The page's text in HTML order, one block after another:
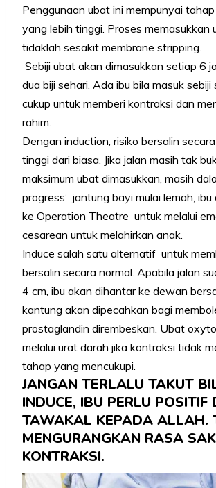
Penggunaan ubat ini mempunyai
yang lebih tinggi. Proses memasukkan
tidaklah sesakit membrane stripping.
Sebiji ubat akan dimasukkan setiap 6
dua biji sehari. Ada ibu bila masuk sebiji
cukup untuk memberi kontraksi dan
rahim.
Dengan induction, risiko bersalin
tinggi dari biasa. Jika jalan masih tak
maksimum ubat dimasukkan, masih
progress’ jantung bayi mulai lemah,
ke Operation Theatre untuk melalui
cesarean untuk melahirkan anak.
Induce salah satu alternatif untuk
bersalin secara normal. Apabila jalan
4 cm, ibu akan dihantar ke dewan
kantung akan dipecahkan bagi
prostaglandin dirembeskan. Ubat
melalui urat darah jika kontraksi tidak
tahap yang mencukupi.
JANGAN TERLALU TAKUT
INDUCE, IBU PERLU POSITIF
TAWAKAL KEPADA ALLAH.
MENGURANGKAN RASA
KONTRAKSI.